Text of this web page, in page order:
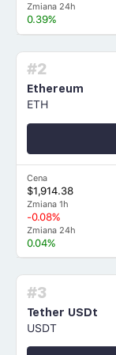
Zmiana 24h
0.39%
#2
Ethereum
ETH
Cena
$1,914.38
Zmiana 1h
-0.08%
Zmiana 24h
0.04%
#3
Tether USDt
USDT